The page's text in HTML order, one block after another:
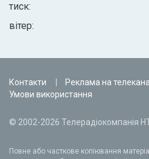
тиск:
вітер:
Контакти Реклама на
Умови використання
© 2002-2026 Телерадіокомпанія
Повне або часткове копіювання